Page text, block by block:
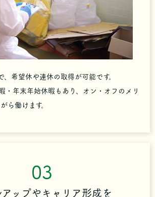
希望休や連休の取得が可能です。
・年末年始休暇もあり、オン・オフのメリ
ら働けます。
03
アップやキャリア形成を